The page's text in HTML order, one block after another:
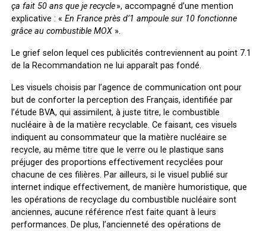
ça fait 50 ans que je recycle», accompagné d’une mention
explicative : « En France près d’1 ampoule sur 10 fonctionne
grâce au combustible MOX».
Le grief selon lequel ces publicités contreviennent au point 7.1
de la Recommandation ne lui apparaît pas fondé.
Les visuels choisis par l’agence de communication ont pour
but de conforter la perception des Français, identifiée par
l’étude BVA, qui assimilent, à juste titre, le combustible
nucléaire à de la matière recyclable. Ce faisant, ces visuels
indiquent au consommateur que la matière nucléaire se
recycle, au même titre que le verre ou le plastique sans
préjuger des proportions effectivement recyclées pour
chacune de ces filières. Par ailleurs, si le visuel publié sur
internet indique effectivement, de manière humoristique, que
les opérations de recyclage du combustible nucléaire sont
anciennes, aucune référence n’est faite quant à leurs
performances. De plus, l’ancienneté des opérations de